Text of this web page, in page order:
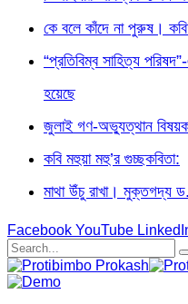
কে বলে কাঁদে না পুরুষ।
“প্রতিবিম্ব সাহিত্য
হয়েছে
জুলাই গণ-অভ্যুত্থান বিষয়ক
কবি মহুয়া মহু’র গুচ্ছকবিতা:
মাথা উঁচু রাখা। মুক্তগদ্য
Facebook YouTube